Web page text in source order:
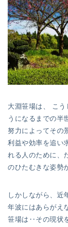
大淵笹場は、 こ
うになるまでの半
努力によってその
利益や効率を追い
れる人のために、
のひたむきな姿勢
しかしながら、近
年波にはあらがえ
笹場は‥その現状